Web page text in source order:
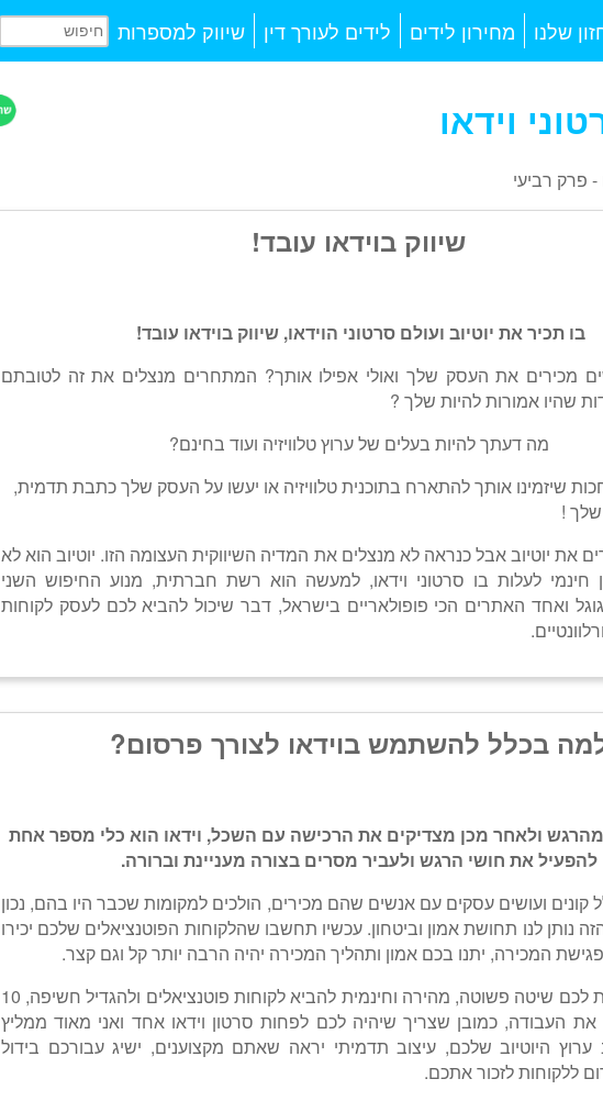
שלנו מחירון לידים לידים לעורך דין שיווק למספרות
וידאו
- פרק רביעי
שיווק בוידאו עובד!
בו תכיר את יוטיוב ועולם סרטוני הוידאו, שיווק בוידאו עובד!
מכירים את העסק שלך ואולי אפילו אותך? המתחרים מנצלים את זה לטובתם
שהיו אמורות להיות שלך ?
מה דעתך להיות בעלים של ערוץ טלוויזיה ועוד בחינם?
שיזמינו אותך להתארח בתוכנית טלוויזיה או יעשו על העסק שלך כתבת תדמית,
!
את יוטיוב אבל כנראה לא מנצלים את המדיה השיווקית העצומה הזו. יוטיוב הוא לא
לעלות בו סרטוני וידאו, למעשה הוא רשת חברתית, מנוע החיפוש השני
ואחד האתרים הכי פופולאריים בישראל, דבר שיכול להביא לכם לעסק לקוחות
בכלל להשתמש בוידאו לצורך פרסום?
ולאחר מכן מצדיקים את הרכישה עם השכל, וידאו הוא כלי מספר אחת
להפעיל את חושי הרגש ולעביר מסרים בצורה מעניינת וברורה.
קונים ועושים עסקים עם אנשים שהם מכירים, הולכים למקומות שכבר היו בהם, נכון
נותן לנו תחושת אמון וביטחון. עכשיו תחשבו שהלקוחות הפוטנציאלים שלכם יכירו
המכירה, יתנו בכם אמון ותהליך המכירה יהיה הרבה יותר קל וגם קצר.
אני רוצה להראות לכם שיטה פשוטה, מהירה וחינמית להביא לקוחות פוטנציאלים ולהגדיל חשיפה, 10
את העבודה, כמובן שצריך שיהיה לכם לפחות סרטון וידאו אחד ואני מאוד ממליץ
ערוץ היוטיוב שלכם, עיצוב תדמיתי יראה שאתם מקצוענים, ישיג עבורכם בידול
ללקוחות לזכור אתכם.